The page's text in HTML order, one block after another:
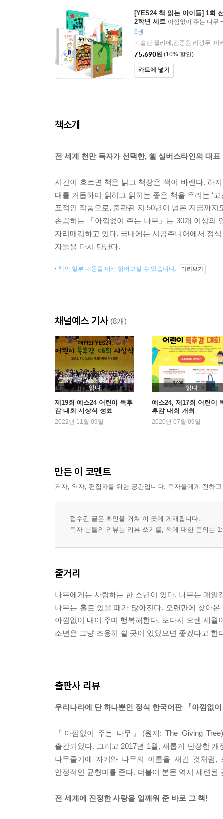
[YES24 책 읽는 아이들] 1회
2학년 세트 아낌없이 주는 나무
수해도 괜찮아! + 느리고 느린 가
예쁜 말 + 똑 부러지게 내 생각을
6권
75,690원 (10% 할인)
카트에 넣기
책소개
전 세계 천만 독자가 선택한, 쉘 실버스타인의 대표
시간이 흐르면 책은 낡고 책장은 색이 바랜다. 하
대를 거듭하며 읽히고 읽히는 좋은 책을 우리는 ‘
표적인 작품으로, 출판된 지 50년이 넘은 지금까
손꼽히는 『아낌없이 주는 나무』는 30개 이상의
자리매김하고 있다. 국내에는 시공주니어에서 정
자들을 다시 만난다.
책의 일부 내용을 미리 읽어보실 수 있습니다. 미리보기
채널예스 기사 (8개)
읽다
제19회 예스24 어린이 독후
감 대회 시상식 성료
2022년 11월 09일
읽다
예스24, 제17회 어린이
후감 대회 개최
2020년 07월 09일
만든 이 코멘트
저자, 역자, 편집자를 위한 공간입니다. 독자들에게 전하
접수된 글은 확인을 거쳐 이 곳에 게재됩니다.
독자 분들의 리뷰는 리뷰 쓰기를, 책에 대한 문의는
줄거리
나무에게는 사랑하는 한 소년이 있다. 나무는 매
나무는 홀로 있을 때가 많아진다. 오랜만에 찾아
아낌없이 내어 주며 행복해한다. 또다시 오랜 세
소년은 그냥 조용히 쉴 곳이 있었으면 좋겠다고
출판사 리뷰
우리나라에 단 하나뿐인 정식 한국어판 『아낌없
『아낌없이 주는 나무』(원제: The Giving
출간되었다. 그리고 2017년 1월, 새롭게 단장한
나무줄기에 자기와 나무의 이름을 새긴 것처럼
안정적인 균형미를 준다. 더불어 본문 역시 세련
전 세계에 진정한 사랑을 일깨워 준 바로 그 책!